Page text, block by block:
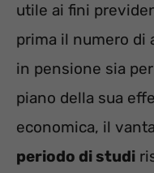
utile ai fini
prima il numero di
in pensione sia
piano della sua
economica, il
periodo di studi